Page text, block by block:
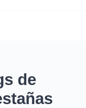
de